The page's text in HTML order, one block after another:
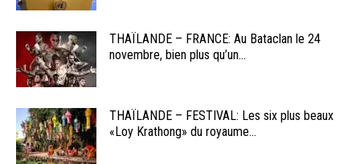
THAÏLANDE – FRANCE: Au Bataclan le 24
novembre, bien plus qu’un...
THAÏLANDE – FESTIVAL: Les six plus beaux
«Loy Krathong» du royaume...